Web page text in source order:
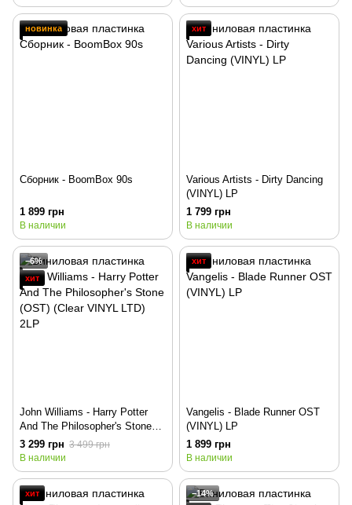
новинка
Сборник - BoomBox 90s
1 899 грн
В наличии
хит
Various Artists - Dirty Dancing
(VINYL) LP
1 799 грн
В наличии
−6%
хит
John Williams - Harry Potter
And The Philosopher's Stone
(OST) (Clear VINYL LTD) 2LP
3 299 грн 3 499 грн
В наличии
хит
Vangelis - Blade Runner OST
(VINYL) LP
1 899 грн
В наличии
хит
−14%